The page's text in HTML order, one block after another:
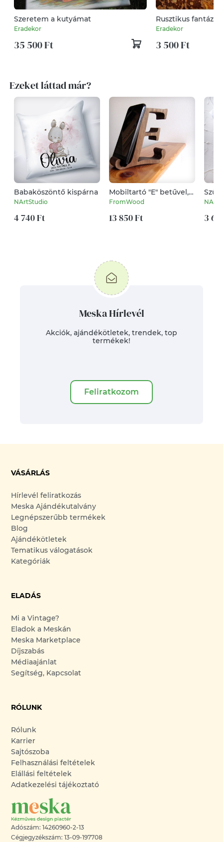
Szeretem a kutyámat
Eradekor
35 500 Ft
Rusztikus fantázia
Eradekor
3 500 Ft
Ezeket láttad már?
Babaköszöntő kispárna
NArtStudio
4 740 Ft
Mobiltartó "E" betűvel,
diófából
FromWood
13 850 Ft 3
Meska Hírlevél
Akciók, ajándékötletek, trendek, top
termékek!
Feliratkozom
VÁSÁRLÁS
Hírlevél feliratkozás
Meska Ajándékutalvány
Legnépszerűbb termékek
Blog
Ajándékötletek
Tematikus válogatások
Kategóriák
ELADÁS
Mi a Vintage?
Eladok a Meskán
Meska Marketplace
Díjszabás
Médiaajánlat
Segítség, Kapcsolat
RÓLUNK
Rólunk
Karrier
Sajtószoba
Felhasználási feltételek
Elállási feltételek
Adatkezelési tájékoztató
Adószám: 14260960-2-13
Cégjegyzékszám: 13-09-197708